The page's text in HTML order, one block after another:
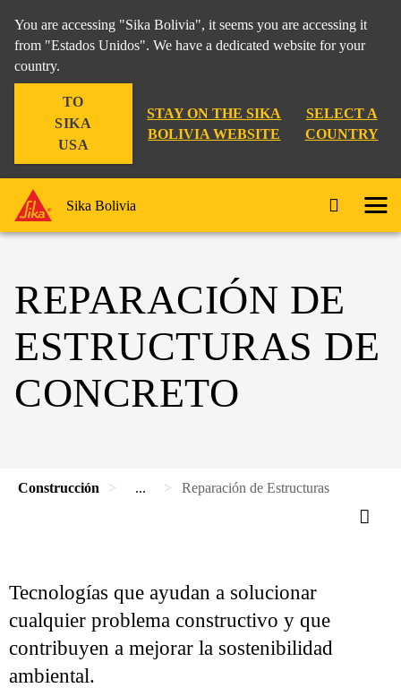
You are accessing "Sika Bolivia", it seems you are accessing it
from "Estados Unidos". We have a dedicated website for your
country.
TO
SIKA
USA
STAY ON THE SIKA
BOLIVIA WEBSITE
SELECT A
COUNTRY
Sika Bolivia
REPARACIÓN DE
ESTRUCTURAS DE
CONCRETO
Construcción ... Reparación de Estructuras
Tecnologías que ayudan a solucionar
cualquier problema constructivo y que
contribuyen a mejorar la sostenibilidad
ambiental.